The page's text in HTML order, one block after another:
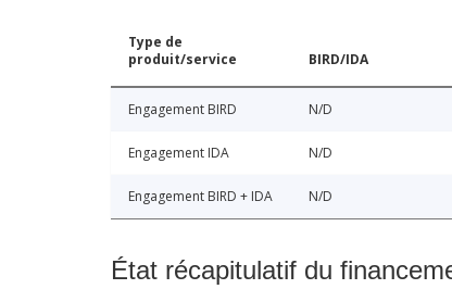
Type de
produit/service
BIRD/IDA
Engagement BIRD N/D
Engagement IDA N/D
Engagement BIRD + IDA N/D
État récapitulatif du